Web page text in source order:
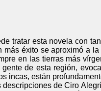
tratar esta novela con
éxito se aproximó a
en las tierras más
de esta región,
incas, están
de Ciro